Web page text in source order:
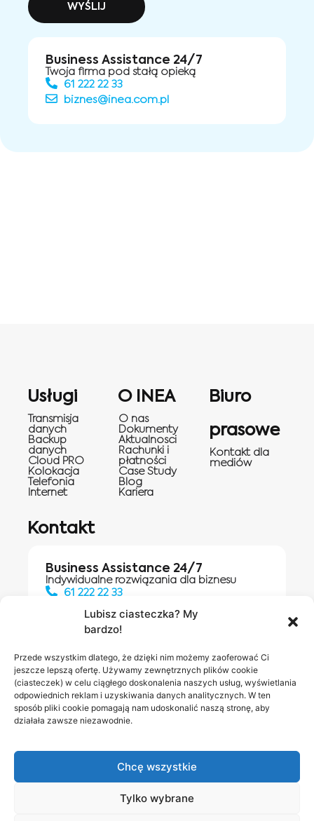
Lubisz ciasteczka? My
bardzo!
Przede wszystkim dlatego, że dzięki nim możemy zaoferować Ci
jeszcze lepszą ofertę. Używamy zewnętrznych plików cookie
(ciasteczek) w celu ciągłego doskonalenia naszych usług, wyświetlania
odpowiednich reklam i uzyskiwania danych analitycznych. W ten
sposób pliki cookie pomagają nam udoskonalić naszą stronę, aby
działała zawsze niezawodnie.
Chcę wszystkie
Tylko wybrane
WYŚLIJ
Business Assistance 24/7
Twoja firma pod stałą opieką
61 222 22 33
biznes@inea.com.pl
Usługi
Transmisja
danych
Backup
danych
Cloud PRO
Kolokacja
Telefonia
Internet
O INEA
O nas
Dokumenty
Aktualnosci
Rachunki i
płatności
Case Study
Blog
Kariera
Biuro
prasowe
Kontakt dla
mediów
Kontakt
Business Assistance 24/7
Indywidualne rozwiązania dla biznesu
61 222 22 33
Salony INEA
Napisz do